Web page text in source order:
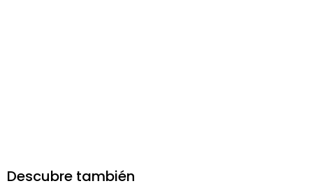
Descubre también